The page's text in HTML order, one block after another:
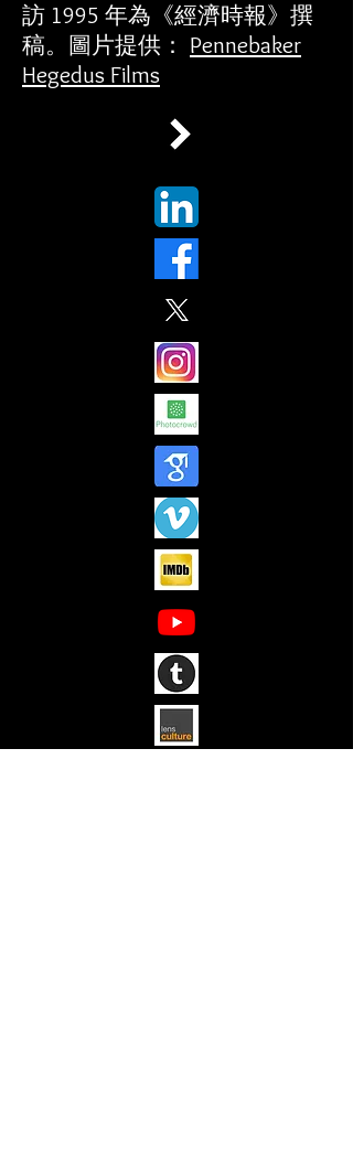
訪 1995 年為《經濟時報》撰
稿。圖片提供： Pennebaker
Hegedus Films